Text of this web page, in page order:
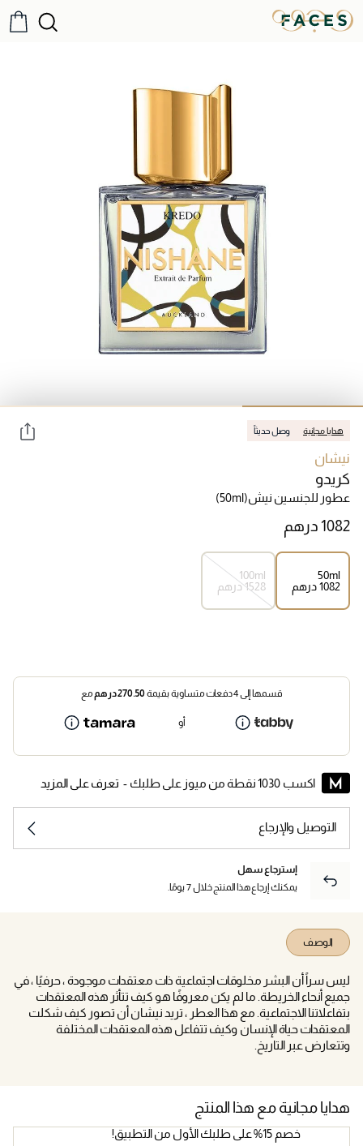
هدايا مجانية وصل حديثاً
نيشان
كريدو
عطور للجنسين نيش(50ml)
50ml
⁦1082⁩ درهم
100ml
⁦1528⁩ درهم
قسمها إلى 4 دفعات متساوية بقيمة 270.50درهممع
أو
اكسب 1030 نقطة من ميوز على طلبك - تعرف على المزيد
التوصيل والإرجاع
إسترجاع سهل
يمكنك إرجاع هذا المنتج خلال 7 يومًا.
الوصف
ليس سراً أن البشر مخلوقات اجتماعية ذات معتقدات موجودة ، حرفيًا ، في
جميع أنحاء الخريطة. ما لم يكن معروفًا هو كيف تتأثر هذه المعتقدات
بتفاعلاتنا الاجتماعية. مع هذا العطر ، تريد نيشان أن تصور كيف شكلت
المعتقدات حياة الإنسان وكيف تتفاعل هذه المعتقدات المختلفة
وتتعارض عبر التاريخ.
هدايا مجانية مع هذا المنتج
خصم 15% على طلبك الأول من التطبيق!